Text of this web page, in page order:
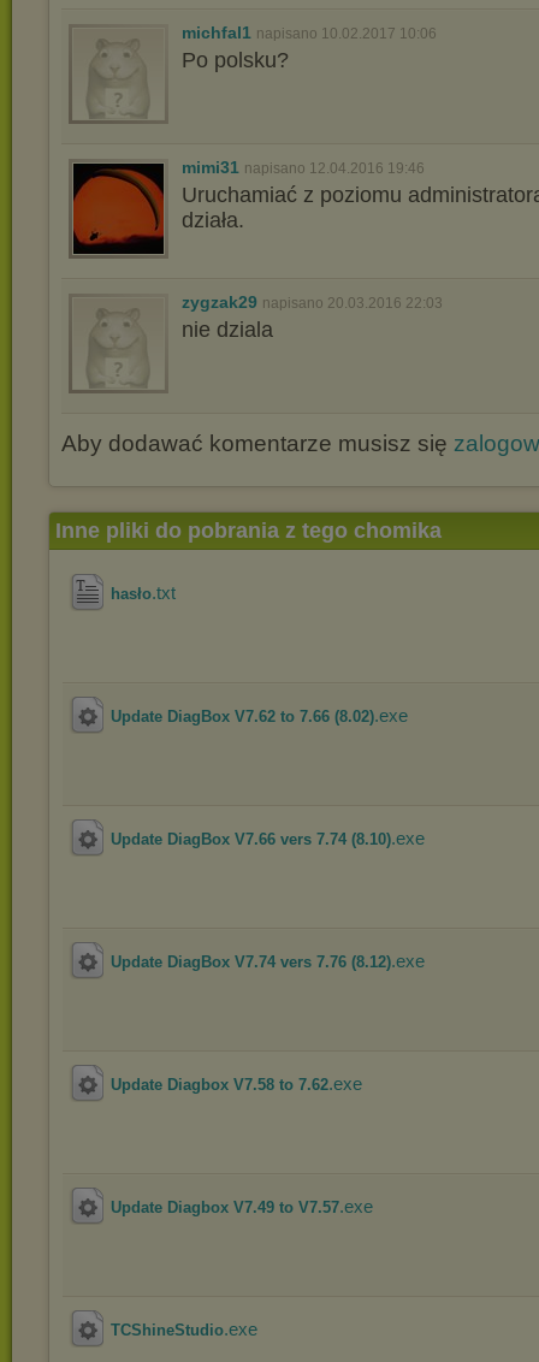
michfal1 napisano 10.02.2017 10:06
Po polsku?
mimi31 napisano 12.04.2016 19:46
Uruchamiać z poziomu
działa.
zygzak29 napisano 20.03.2016 22:03
nie dziala
Aby dodawać komentarze musisz się
Inne pliki do pobrania z tego chomika
hasło.txt
Update DiagBox V7.62 to 7.66 (8.02).exe
Update DiagBox V7.66 vers 7.74 (8.10).exe
Update DiagBox V7.74 vers 7.76 (8.12).exe
Update Diagbox V7.58 to 7.62.exe
Update Diagbox V7.49 to V7.57.exe
TCShineStudio.exe